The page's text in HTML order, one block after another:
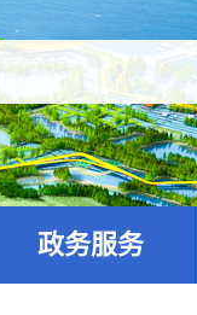
政务服务